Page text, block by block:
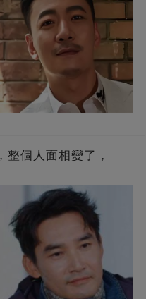
個人面相變了，